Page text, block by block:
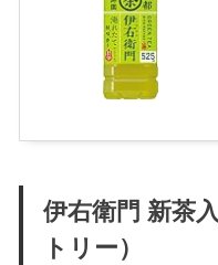
伊右衛門 新茶
トリー）